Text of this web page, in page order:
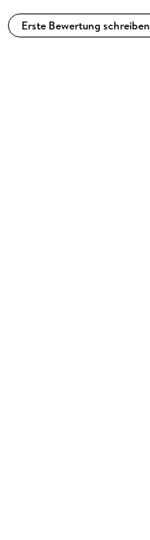
Erste Bewertung schreiben